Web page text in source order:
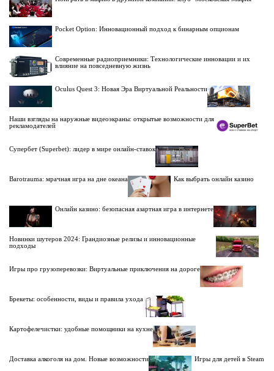
Pocket Option: Инновационный подход к бинарным опционам
Современные радиоприемники: Технологические инновации и их
влияние на повседневную жизнь
Oculus Quest 3: Новая Эра Виртуальной Реальности
Наши взгляды на наружные видеоэкраны: открытые возможности для
рекламодателей
Супербет (Superbet): лидер в мире онлайн-ставок
Barotrauma: мрачная игра на дне океана Как выбрать онлайн казино
Онлайн казино: безопасная азартная игра в интернете
Новинки шутеров 2024: Грандиозные релизы и инновационные
подходы
Игры про грузоперевозки: Виртуальные приключения на дороге
Брекеты: особенности, виды и правила ухода
Картофелечистки: удобные помощники на кухне
Доставка алкоголя на дом. Новые возможности Игры для детей в Steam